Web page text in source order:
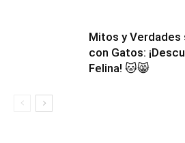
Mitos y Verdades
con Gatos:
Felina! 🐱😸